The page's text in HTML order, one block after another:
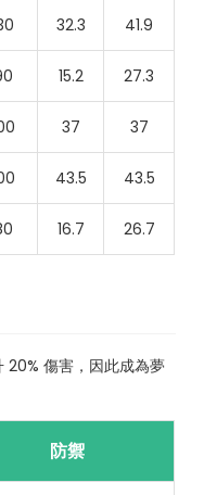
32.3 41.9
15.2 27.3
37 37
43.5 43.5
16.7 26.7
20% 傷害，因此成為夢
防禦